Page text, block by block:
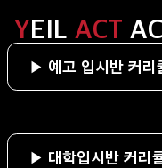
YEIL ACT
▶ 예고 입시반 커리
▶ 대학입시반 커리